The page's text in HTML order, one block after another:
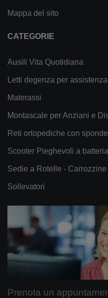
Mappa del sito
CATEGORIE
Ausili Vita Quotidiana
Letti degenza per
Materassi
Montascale per Anziani e
Reti ortopediche con
Scooter Pieghevoli a batteria
Sedie a Rotelle -
Sollevatori
Prenota un